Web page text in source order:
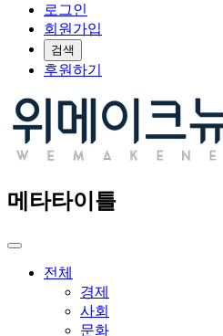
로그인
회원가입
검색
후원하기
메타타이틀
전체
경제
사회
문화